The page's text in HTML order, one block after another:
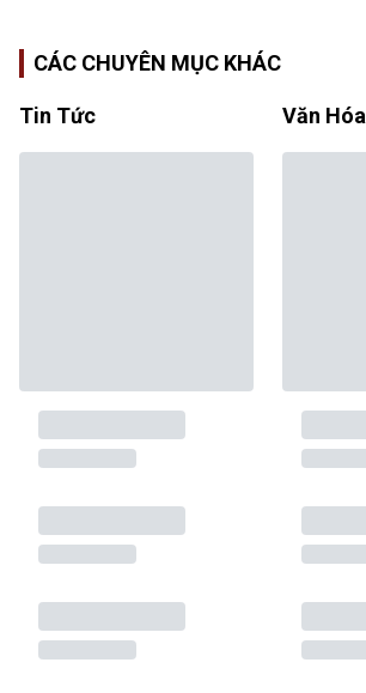
CÁC CHUYÊN MỤC KHÁC
Tin Tức Văn Hóa